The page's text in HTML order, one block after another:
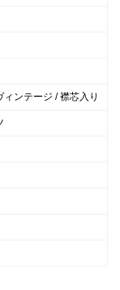
ンテージ / 襟芯入り